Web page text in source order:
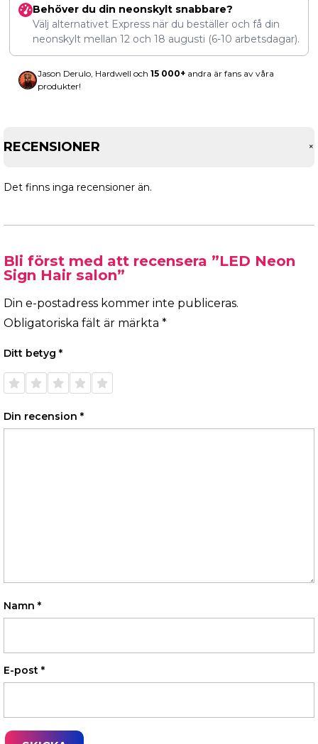
Behöver du din neonskylt snabbare?
Välj alternativet Express när du beställer och få din
neonskylt mellan 12 och 18 augusti (6-10 arbetsdagar).
Jason Derulo, Hardwell och 15 000+ andra är fans av våra
produkter!
RECENSIONER +
Det finns inga recensioner än.
Bli först med att recensera ”LED Neon
Sign Hair salon”
Din e-postadress kommer inte publiceras.
Obligatoriska fält är märkta *
Ditt betyg *
1 av 5
stjärnor
2 av 5
stjärnor
3 av 5
stjärnor
4 av 5
stjärnor
5 av 5
stjärnor
Din recension *
Namn *
E-post *